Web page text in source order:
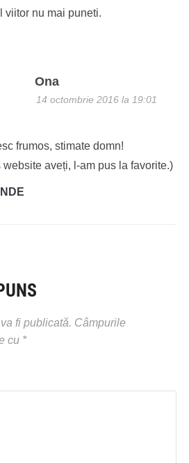
viitor nu mai puneti.
Ona
14 octombrie 2016 la 19:01
frumos, stimate domn!
website aveți, l-am pus la favorite.)
fi publicată. Câmpurile
cu *